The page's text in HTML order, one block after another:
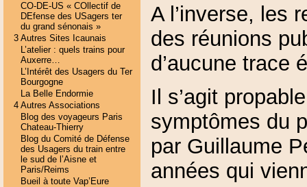
CO-DE-US « COllectif de
DEfense des USagers ter
du grand sénonais »
3 Autres Sites Icaunais
L’atelier : quels trains pour
Auxerre…
L’Intérêt des Usagers du Ter
Bourgogne
La Belle Endormie
4 Autres Associations
Blog des voyageurs Paris
Chateau-Thierry
Blog du Comité de Défense
des Usagers du train entre
le sud de l’Aisne et
Paris/Reims
Bueil à toute Vap’Eure
A l’inverse, les
des réunions
d’aucune trace
Il s’agit
symptômes du
par Guillaume
années qui